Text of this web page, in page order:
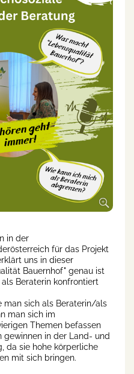
in der
für das Projekt
uns in dieser
Bauernhof" genau ist
Beraterin konfrontiert
man sich als Beraterin/als
man sich im
Themen befassen
gewinnen in der Land- und
da sie hohe körperliche
mit sich bringen.